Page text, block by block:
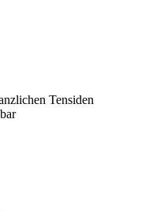
Tensiden